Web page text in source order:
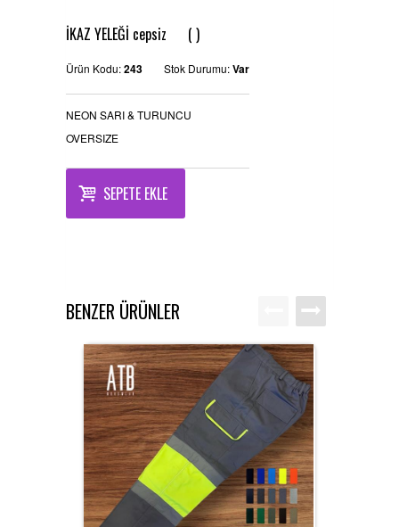
İLETİŞİM
İKAZ YELEĞİ cepsiz ( )
Ürün Kodu:243 Stok Durumu:Var
NEON SARI & TURUNCU
OVERSIZE
SEPETE EKLE
BENZER ÜRÜNLER